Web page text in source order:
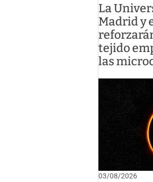
La
Madrid y
tejido
las
03/08/2026